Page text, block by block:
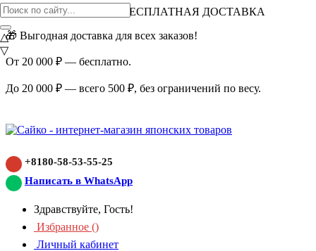
ВНИМАНИЕ АКЦИЯ!
БЕСПЛАТНАЯ ДОСТАВКА
🎁 Выгодная доставка для всех заказов!
От 20 000 ₽ — бесплатно.
До 20 000 ₽ — всего 500 ₽, без ограничений по весу.
+8180-58-53-55-25
Написать в WhatsApp
Здравствуйте, Гость!
Избранное ()
Личный кабинет
△
▽